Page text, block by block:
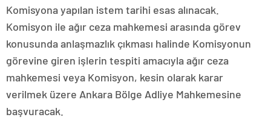
Komisyona yapılan istem tarihi esas alınacak.
Komisyon ile ağır ceza mahkemesi arasında görev
konusunda anlaşmazlık çıkması halinde Komisyonun
görevine giren işlerin tespiti amacıyla ağır ceza
mahkemesi veya Komisyon, kesin olarak karar
verilmek üzere Ankara Bölge Adliye Mahkemesine
başvuracak.